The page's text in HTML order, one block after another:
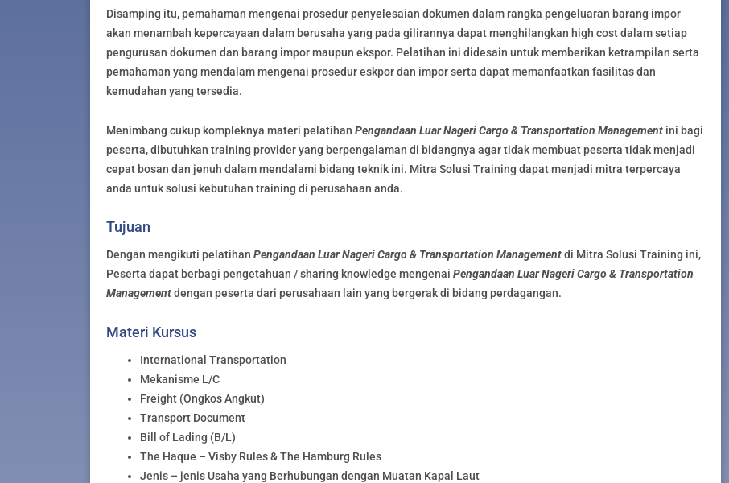
Disamping itu, pemahaman mengenai prosedur penyelesaian dokumen dalam rangka pengeluaran barang impor
akan menambah kepercayaan dalam berusaha yang pada gilirannya dapat menghilangkan high cost dalam setiap
pengurusan dokumen dan barang impor maupun ekspor. Pelatihan ini didesain untuk memberikan ketrampilan serta
pemahaman yang mendalam mengenai prosedur eskpor dan impor serta dapat memanfaatkan fasilitas dan
kemudahan yang tersedia.
Menimbang cukup kompleknya materi pelatihan Pengandaan Luar Nageri Cargo & Transportation Management ini bagi
peserta, dibutuhkan training provider yang berpengalaman di bidangnya agar tidak membuat peserta tidak menjadi
cepat bosan dan jenuh dalam mendalami bidang teknik ini. Mitra Solusi Training dapat menjadi mitra terpercaya
anda untuk solusi kebutuhan training di perusahaan anda.
Tujuan
Dengan mengikuti pelatihan Pengandaan Luar Nageri Cargo & Transportation Managementdi Mitra Solusi Training ini,
Peserta dapat berbagi pengetahuan / sharing knowledge mengenai Pengandaan Luar Nageri Cargo & Transportation
Managementdengan peserta dari perusahaan lain yang bergerak di bidang perdagangan.
Materi Kursus
International Transportation
Mekanisme L/C
Freight (Ongkos Angkut)
Transport Document
Bill of Lading (B/L)
The Haque – Visby Rules & The Hamburg Rules
Jenis – jenis Usaha yang Berhubungan dengan Muatan Kapal Laut